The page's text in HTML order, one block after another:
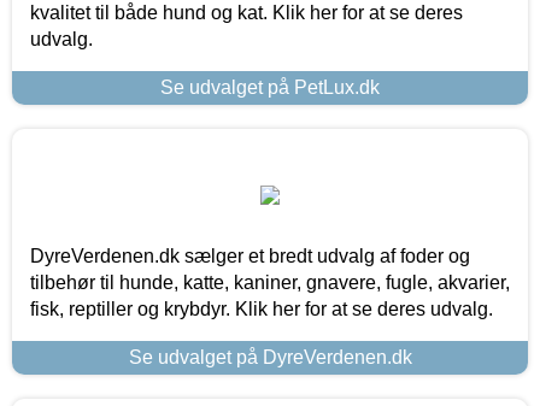
kvalitet til både hund og kat. Klik her for at se deres
udvalg.
Se udvalget på PetLux.dk
DyreVerdenen.dk sælger et bredt udvalg af foder og
tilbehør til hunde, katte, kaniner, gnavere, fugle, akvarier,
fisk, reptiller og krybdyr. Klik her for at se deres udvalg.
Se udvalget på DyreVerdenen.dk